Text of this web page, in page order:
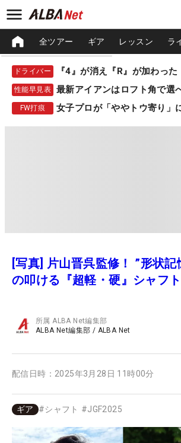
全ツアー ギア レッスン ラ
ドライバー
性能早見表 最新アイアンはロフト角で選
FW打痕 女子プロが「ややトウ寄り」
[写真] 片山晋呉監修！ ”形状記
の叩ける『超軽・硬』シャフ
所属ALBA Net編集部
ALBA Net編集部 / ALBA Net
配信日時： 2025年3月28日 11時00分
ギア #シャフト #JGF2025